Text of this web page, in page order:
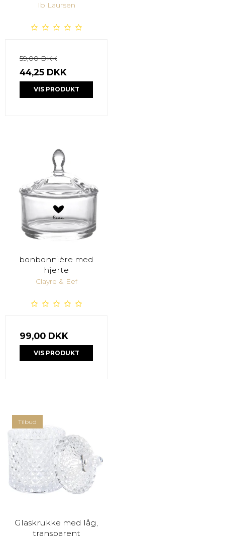
Ib Laursen
59,00 DKK
44,25 DKK
VIS PRODUKT
bonbonnière med
hjerte
Clayre & Eef
99,00 DKK
VIS PRODUKT
Tilbud
Glaskrukke med låg,
transparent